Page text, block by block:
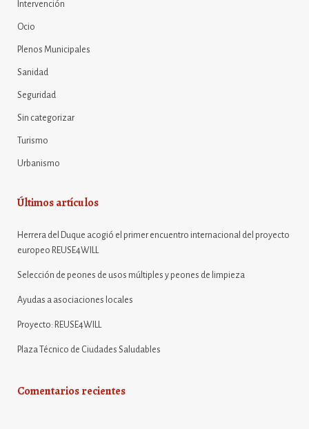
Intervención
Ocio
Plenos Municipales
Sanidad
Seguridad
Sin categorizar
Turismo
Urbanismo
Últimos artículos
Herrera del Duque acogió el primer encuentro internacional del proyecto
europeo REUSE4WILL
Selección de peones de usos múltiples y peones de limpieza
Ayudas a asociaciones locales
Proyecto: REUSE4WILL
Plaza Técnico de Ciudades Saludables
Comentarios recientes